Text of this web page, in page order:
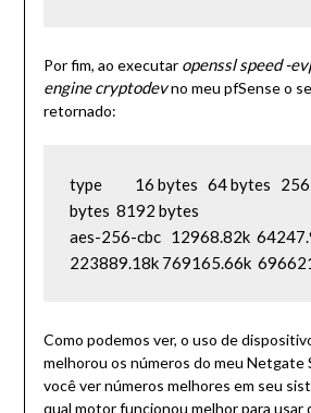
Por fim, ao executar openssl speed -
engine cryptodevno meu pfSense o
retornado:
type          16 bytes   64 bytes
bytes  8192 bytes
aes-256-cbc   12968.82k
223889.18k 769165.66k
Como podemos ver, o uso de
melhorou os números do meu Netgate
você ver números melhores em seu
qual motor funcionou melhor para usar